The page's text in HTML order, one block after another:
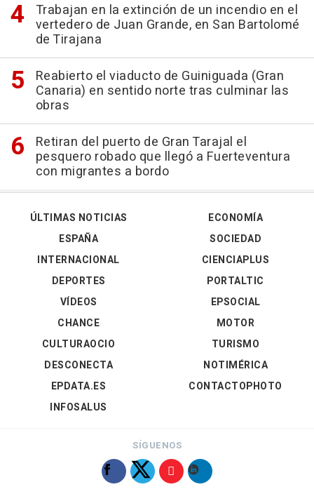
Trabajan en la extinción de un incendio en el
vertedero de Juan Grande, en San Bartolomé
de Tirajana
Reabierto el viaducto de Guiniguada (Gran
Canaria) en sentido norte tras culminar las
obras
Retiran del puerto de Gran Tarajal el
pesquero robado que llegó a Fuerteventura
con migrantes a bordo
ÚLTIMAS NOTICIAS
ESPAÑA
INTERNACIONAL
DEPORTES
VÍDEOS
ECONOMÍA
SOCIEDAD
CIENCIAPLUS
PORTALTIC
EPSOCIAL
CHANCE
CULTURAOCIO
DESCONECTA
EPDATA.ES
INFOSALUS
MOTOR
TURISMO
NOTIMÉRICA
CONTACTOPHOTO
SÍGUENOS